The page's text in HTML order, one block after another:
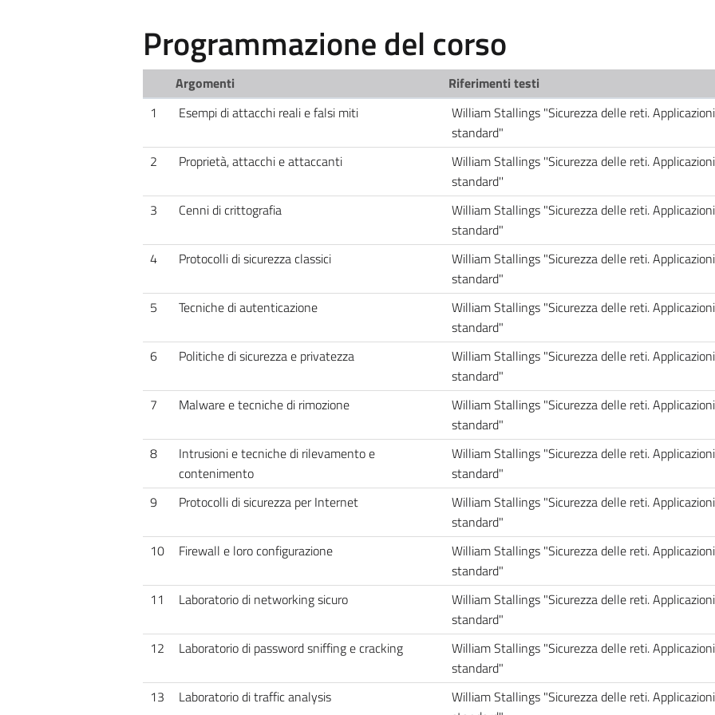
Programmazione del corso
Argomenti
Riferimenti testi
1
Esempi di attacchi reali e falsi miti
William Stallings "Sicurezza delle reti.
standard"
2
Proprietà, attacchi e attaccanti
William Stallings ''Sicurezza delle reti.
standard''
3
Cenni di crittografia
William Stallings "Sicurezza delle reti.
standard"
4
Protocolli di sicurezza classici
William Stallings "Sicurezza delle reti.
standard"
5
Tecniche di autenticazione
William Stallings "Sicurezza delle reti.
standard"
6
Politiche di sicurezza e privatezza
William Stallings "Sicurezza delle reti.
standard"
7
Malware e tecniche di rimozione
William Stallings "Sicurezza delle reti.
standard"
8
Intrusioni e tecniche di rilevamento e
contenimento
William Stallings "Sicurezza delle reti.
standard"
9
Protocolli di sicurezza per Internet
William Stallings "Sicurezza delle reti.
standard"
10
Firewall e loro configurazione
William Stallings "Sicurezza delle reti.
standard"
11
Laboratorio di networking sicuro
William Stallings "Sicurezza delle reti.
standard"
12
Laboratorio di password sniffing e cracking
William Stallings "Sicurezza delle reti.
standard"
13
Laboratorio di traffic analysis
William Stallings "Sicurezza delle reti.